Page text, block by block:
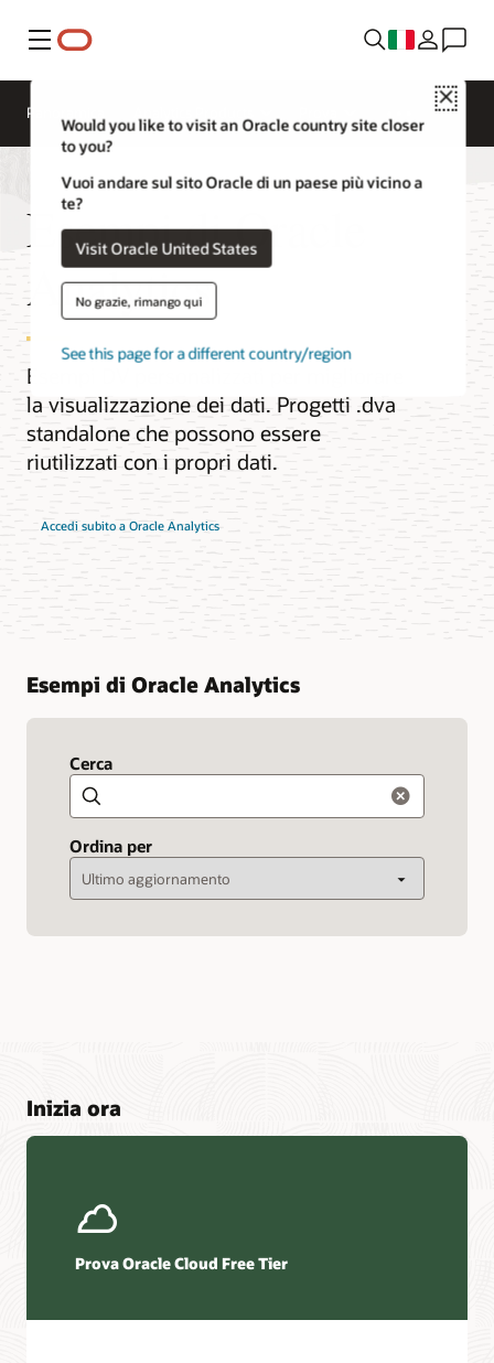
Menu
Close
Would you like to visit an Oracle country site closer
to you?
Vuoi andare sul sito Oracle di un paese più vicino a
te?
Visit Oracle United States
No grazie, rimango qui
See this page for a different country/region
Panoramica
Esempi di Oracle
Analytics
Esempi DV personalizzati per migliorare
la visualizzazione dei dati. Progetti .dva
standalone che possono essere
riutilizzati con i propri dati.
Accedi subito a Oracle Analytics
Esempi di Oracle Analytics
Cerca
Ricerca
Ordina per
Inizia ora
Prova Oracle Cloud Free Tier